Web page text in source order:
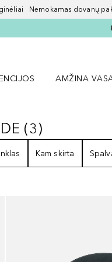
Nemokamas dovanų
AMŽINA
3
(3)
Kam skirta